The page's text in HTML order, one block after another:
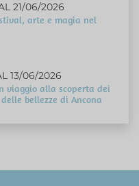
21/06/2026
arte e magia nel
13/06/2026
viaggio alla scoperta dei
bellezze di Ancona